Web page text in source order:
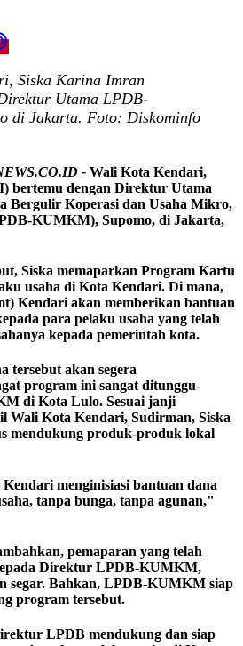
Siska Karina Imran
Utama LPDB-
di Jakarta. Foto: Diskominfo
- Wali Kota Kendari,
bertemu dengan Direktur Utama
Bergulir Koperasi dan Usaha Mikro,
KUMKM), Supomo, di Jakarta,
Siska memaparkan Program Kartu
usaha di Kota Kendari. Di mana,
Kendari akan memberikan bantuan
para pelaku usaha yang telah
kepada pemerintah kota.
tersebut akan segera
program ini sangat ditunggu-
di Kota Lulo. Sesuai janji
Wali Kota Kendari, Sudirman, Siska
mendukung produk-produk lokal
menginisiasi bantuan dana
tanpa bunga, tanpa agunan,"
pemaparan yang telah
Direktur LPDB-KUMKM,
segar. Bahkan, LPDB-KUMKM siap
program tersebut.
LPDB mendukung dan siap